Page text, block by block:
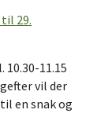
29.
11.15
vil der
en snak og